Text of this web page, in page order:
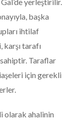
başka
ihtilaf
tarafı
Taraflar
için gerekli
olarak ahalinin